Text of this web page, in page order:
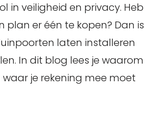
in veiligheid en privacy. Heb
er één te kopen? Dan is
laten installeren
In dit blog lees je waarom
je rekening mee moet